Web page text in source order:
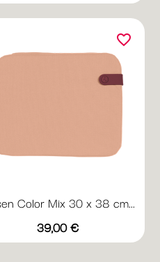
Color Mix 30 x 38 cm...
Preis
39,00 €
 Vorschau
WeinrotNachtblau
CremeMinze
favorite_border